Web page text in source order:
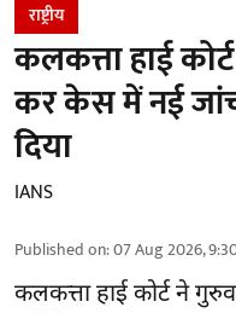
राष्ट्रीय
कलकत्ता हाई
कर केस में नई
दिया
IANS
Published on:07 Aug 2026,
कलकत्ता हाई कोर्ट ने